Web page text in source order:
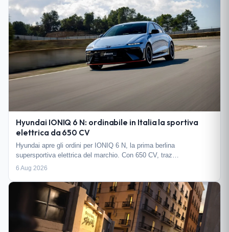
Hyundai IONIQ 6 N: ordinabile in Italia la sportiva
elettrica da 650 CV
Hyundai apre gli ordini per IONIQ 6 N, la prima berlina
supersportiva elettrica del marchio. Con 650 CV, traz…
6 Aug 2026